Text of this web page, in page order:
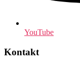
YouTube
Kontakt